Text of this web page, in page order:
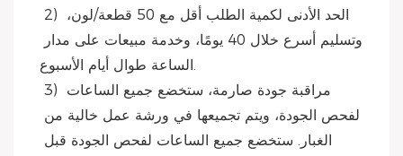
الساعة طوال أيام الأسبوع.